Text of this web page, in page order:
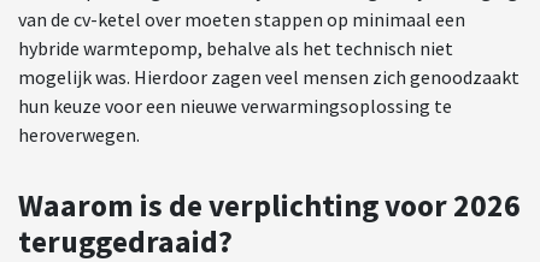
van de cv-ketel over moeten stappen op minimaal een
hybride warmtepomp, behalve als het technisch niet
mogelijk was. Hierdoor zagen veel mensen zich genoodzaakt
hun keuze voor een nieuwe verwarmingsoplossing te
heroverwegen.
Waarom is de verplichting voor 2026
teruggedraaid?